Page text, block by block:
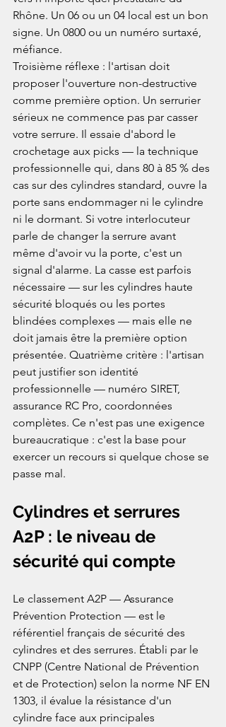
Rhône. Un 06 ou un 04 local est un bon
signe. Un 0800 ou un numéro surtaxé,
méfiance.
Troisième réflexe : l'artisan doit
proposer l'ouverture non-destructive
comme première option. Un serrurier
sérieux ne commence pas par casser
votre serrure. Il essaie d'abord le
crochetage aux picks — la technique
professionnelle qui, dans 80 à 85 % des
cas sur des cylindres standard, ouvre la
porte sans endommager ni le cylindre
ni le dormant. Si votre interlocuteur
parle de changer la serrure avant
même d'avoir vu la porte, c'est un
signal d'alarme. La casse est parfois
nécessaire — sur les cylindres haute
sécurité bloqués ou les portes
blindées complexes — mais elle ne
doit jamais être la première option
présentée. Quatrième critère : l'artisan
peut justifier son identité
professionnelle — numéro SIRET,
assurance RC Pro, coordonnées
complètes. Ce n'est pas une exigence
bureaucratique : c'est la base pour
exercer un recours si quelque chose se
passe mal.
Cylindres et serrures
A2P : le niveau de
sécurité qui compte
Le classement A2P — Assurance
Prévention Protection — est le
référentiel français de sécurité des
cylindres et des serrures. Établi par le
CNPP (Centre National de Prévention
et de Protection) selon la norme NF EN
1303, il évalue la résistance d'un
cylindre face aux principales